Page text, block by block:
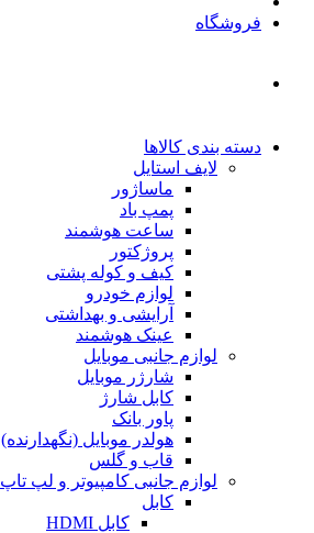
فروشگاه
دسته بندی کالاها
لایف استایل
ماساژور
پمپ باد
ساعت هوشمند
پروژکتور
کیف و کوله پشتی
لوازم خودرو
آرایشی و بهداشتی
عینک هوشمند
لوازم جانبی موبایل
شارژر موبایل
کابل شارژ
پاور بانک
هولدر موبایل (نگهدارنده)
قاب و گلس
لوازم جانبی کامپیوتر و لپ تاپ
کابل
کابل HDMI